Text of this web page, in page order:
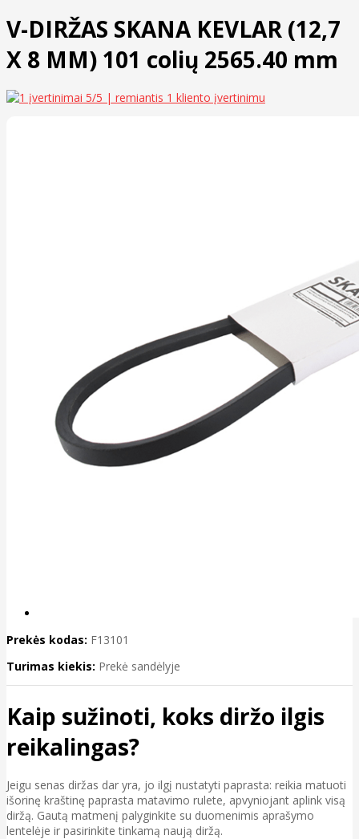
V-DIRŽAS SKANA KEVLAR (12,7
X 8 MM) 101 colių 2565.40 mm
5/5 | remiantis 1 kliento įvertinimu
Prekės kodas: F13101
Turimas kiekis: Prekė sandėlyje
Kaip sužinoti, koks diržo ilgis
reikalingas?
Jeigu senas diržas dar yra, jo ilgį nustatyti paprasta: reikia matuoti
išorinę kraštinę paprasta matavimo rulete, apvyniojant aplink visą
diržą. Gautą matmenį palyginkite su duomenimis aprašymo
lentelėje ir pasirinkite tinkamą naują diržą.